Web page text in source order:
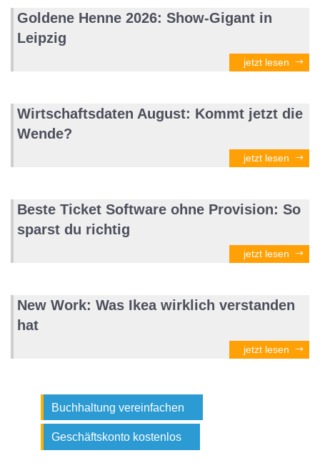
Goldene Henne 2026: Show-Gigant in
Leipzig
jetzt lesen
Wirtschaftsdaten August: Kommt jetzt die
Wende?
jetzt lesen
Beste Ticket Software ohne Provision: So
sparst du richtig
jetzt lesen
New Work: Was Ikea wirklich verstanden
hat
jetzt lesen
Buchhaltung vereinfachen
Geschäftskonto kostenlos